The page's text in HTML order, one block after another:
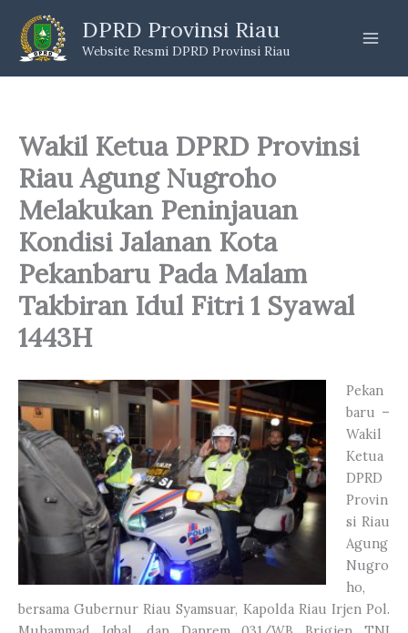
content
DPRD Provinsi Riau
Website Resmi DPRD Provinsi Riau
Wakil Ketua DPRD Provinsi
Riau Agung Nugroho
Melakukan Peninjauan
Kondisi Jalanan Kota
Pekanbaru Pada Malam
Takbiran Idul Fitri 1 Syawal
1443H
Pekan
baru –
Wakil
Ketua
DPRD
Provin
si Riau
Agung
Nugro
ho,
bersama Gubernur Riau Syamsuar, Kapolda Riau Irjen Pol.